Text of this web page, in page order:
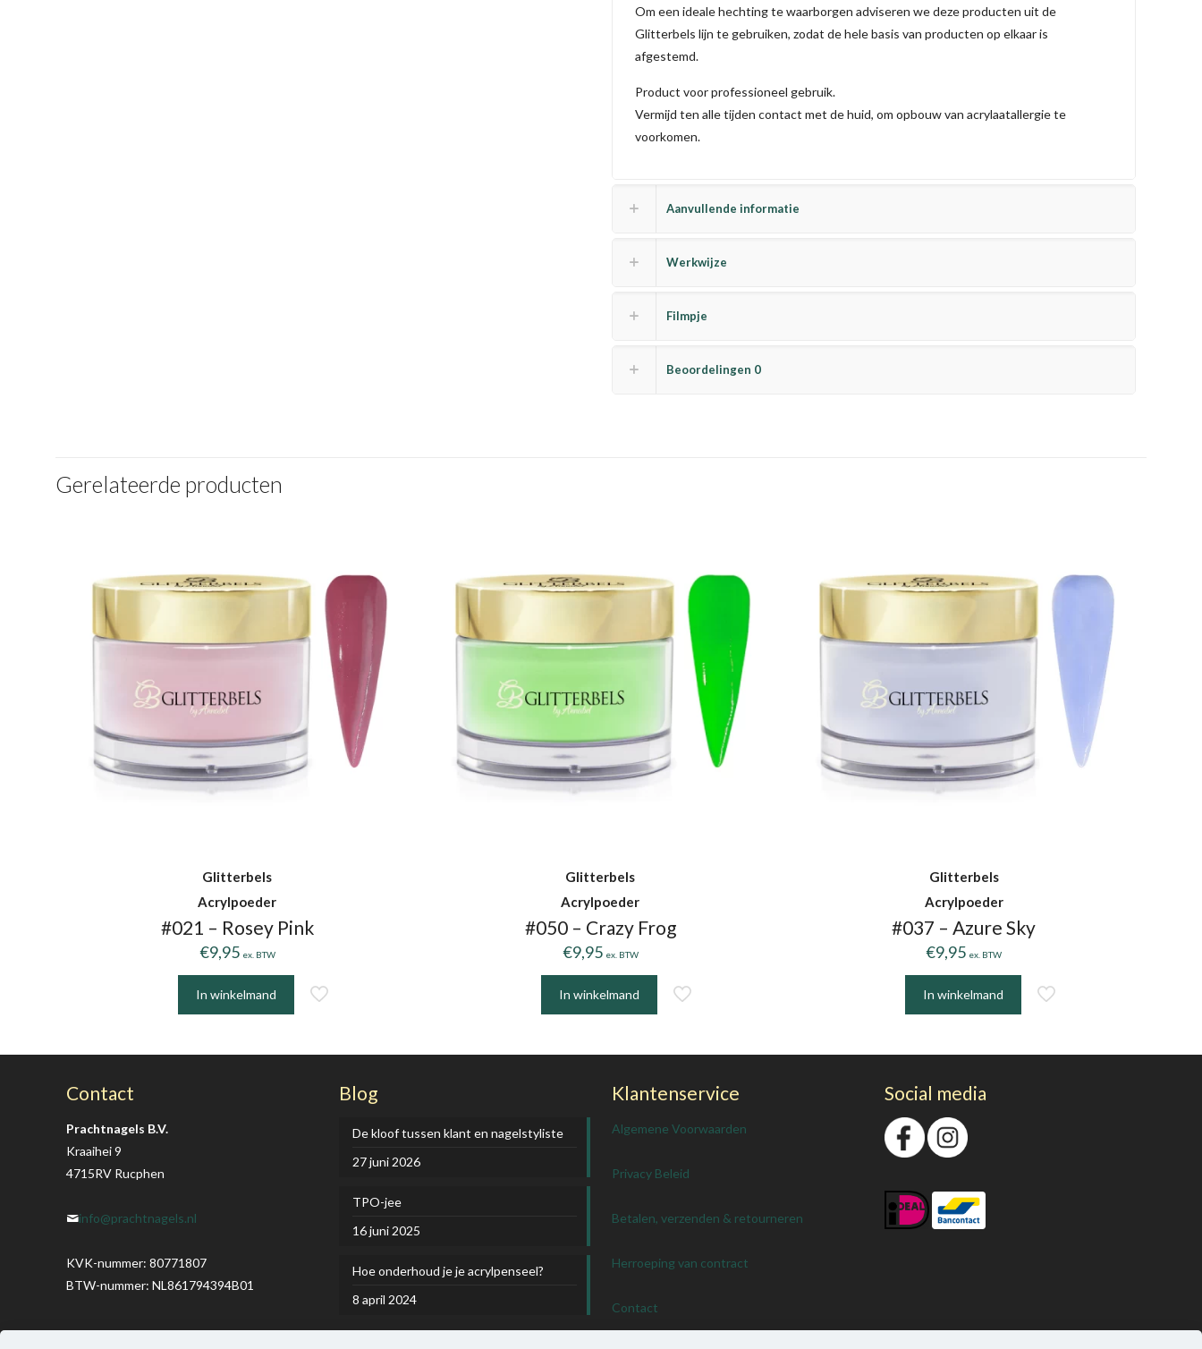
Om een ideale hechting te waarborgen adviseren we deze producten uit de
Glitterbels lijn te gebruiken, zodat de hele basis van producten op elkaar is
afgestemd.
Product voor professioneel gebruik.
Vermijd ten alle tijden contact met de huid, om opbouw van acrylaatallergie te
voorkomen.
Aanvullende informatie
Werkwijze
Filmpje
Beoordelingen 0
Gerelateerde producten
Glitterbels
Acrylpoeder
#021 – Rosey Pink
€9,95 ex. BTW
In winkelmand
Glitterbels
Acrylpoeder
#050 – Crazy Frog
€9,95 ex. BTW
In winkelmand
Glitterbels
Acrylpoeder
#037 – Azure Sky
€9,95 ex. BTW
In winkelmand
Contact
Prachtnagels B.V.
Kraaihei 9
4715RV Rucphen
info@prachtnagels.nl
KVK-nummer: 80771807
BTW-nummer: NL861794394B01
Blog
De kloof tussen klant en nagelstyliste
27 juni 2026
TPO-jee
16 juni 2025
Hoe onderhoud je je acrylpenseel?
8 april 2024
Klantenservice
Algemene Voorwaarden
Privacy Beleid
Betalen, verzenden & retourneren
Herroeping van contract
Contact
Social media